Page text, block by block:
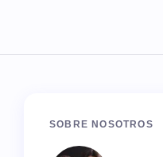
SOBRE NOSOTROS